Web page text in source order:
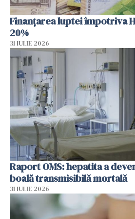
Finanțarea luptei împotriva
20%
31 IULIE 2026
Raport OMS: hepatita a
boală transmisibilă mortală
31 IULIE 2026